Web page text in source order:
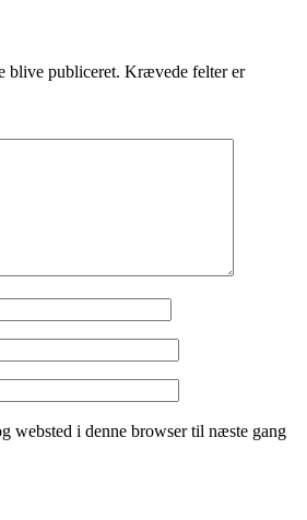
blive publiceret. Krævede felter er
websted i denne browser til næste gang